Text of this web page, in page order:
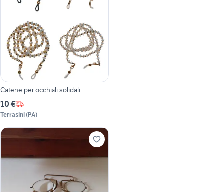
Catene per occhiali solidali
10 €
Terrasini(PA)